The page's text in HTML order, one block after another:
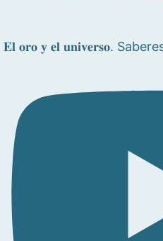
𝐄𝐥 𝐨𝐫𝐨 𝐲 𝐞𝐥 𝐮𝐧𝐢𝐯𝐞𝐫𝐬𝐨.